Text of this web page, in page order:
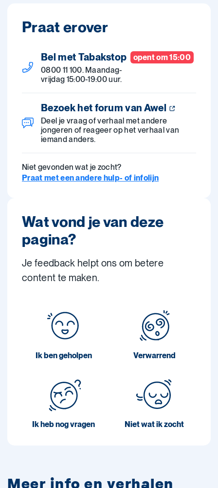
Praat erover
opent om 15:00
Bel met Tabakstop
0800 11 100. Maandag-
vrijdag 15:00-19:00 uur.
Bezoek het forum van Awel
Deel je vraag of verhaal met andere
jongeren of reageer op het verhaal van
iemand anders.
Niet gevonden wat je zocht?
Praat met een andere hulp- of infolijn
Wat vond je van deze
pagina?
Je feedback helpt ons om betere
content te maken.
Ik ben geholpen Verwarrend
Ik heb nog vragen Niet wat ik zocht
Meer info en verhalen